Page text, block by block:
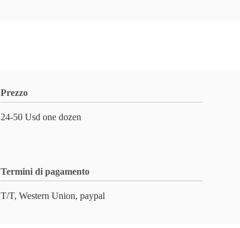
Prezzo
24-50 Usd one dozen
Termini di pagamento
T/T, Western Union, paypal